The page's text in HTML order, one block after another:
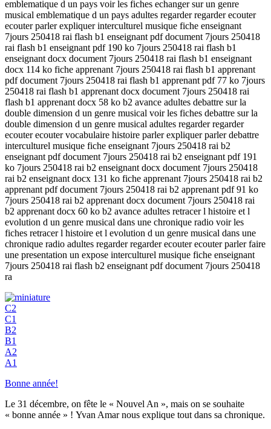
emblematique d un pays voir les fiches echanger sur un genre
musical emblematique d un pays adultes regarder regarder ecouter
ecouter parler expliquer interculturel musique fiche enseignant
7jours 250418 rai flash b1 enseignant pdf document 7jours 250418
rai flash b1 enseignant pdf 190 ko 7jours 250418 rai flash b1
enseignant docx document 7jours 250418 rai flash b1 enseignant
docx 114 ko fiche apprenant 7jours 250418 rai flash b1 apprenant
pdf document 7jours 250418 rai flash b1 apprenant pdf 77 ko 7jours
250418 rai flash b1 apprenant docx document 7jours 250418 rai
flash b1 apprenant docx 58 ko b2 avance adultes debattre sur la
double dimension d un genre musical voir les fiches debattre sur la
double dimension d un genre musical adultes regarder regarder
ecouter ecouter vocabulaire histoire parler expliquer parler debattre
interculturel musique fiche enseignant 7jours 250418 rai b2
enseignant pdf document 7jours 250418 rai b2 enseignant pdf 191
ko 7jours 250418 rai b2 enseignant docx document 7jours 250418
rai b2 enseignant docx 131 ko fiche apprenant 7jours 250418 rai b2
apprenant pdf document 7jours 250418 rai b2 apprenant pdf 91 ko
7jours 250418 rai b2 apprenant docx document 7jours 250418 rai
b2 apprenant docx 60 ko b2 avance adultes retracer l histoire et l
evolution d un genre musical dans une chronique radio voir les
fiches retracer l histoire et l evolution d un genre musical dans une
chronique radio adultes regarder regarder ecouter ecouter parler faire
une presentation un expose interculturel musique fiche enseignant
7jours 250418 rai flash b2 enseignant pdf document 7jours 250418
ra
C2
C1
B2
B1
A2
A1
Bonne année!
Le 31 décembre, on fête le « Nouvel An », mais on se souhaite
« bonne année » ! Yvan Amar nous explique tout dans sa chronique.